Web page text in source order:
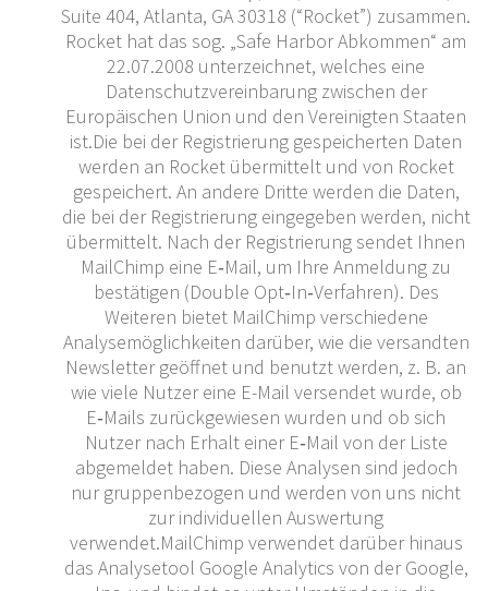
Suite 404, Atlanta, GA 30318 (“Rocket”) zusammen.
Rocket hat das sog. „Safe Harbor Abkommen“ am
22.07.2008 unterzeichnet, welches eine
Datenschutzvereinbarung zwischen der
Europäischen Union und den Vereinigten Staaten
ist.Die bei der Registrierung gespeicherten Daten
werden an Rocket übermittelt und von Rocket
gespeichert. An andere Dritte werden die Daten,
die bei der Registrierung eingegeben werden, nicht
übermittelt. Nach der Registrierung sendet Ihnen
MailChimp eine E‐Mail, um Ihre Anmeldung zu
bestätigen (Double Opt‐In‐Verfahren). Des
Weiteren bietet MailChimp verschiedene
Analysemöglichkeiten darüber, wie die versandten
Newsletter geöffnet und benutzt werden, z. B. an
wie viele Nutzer eine E-Mail versendet wurde, ob
E‐Mails zurückgewiesen wurden und ob sich
Nutzer nach Erhalt einer E‐Mail von der Liste
abgemeldet haben. Diese Analysen sind jedoch
nur gruppenbezogen und werden von uns nicht
zur individuellen Auswertung
verwendet.MailChimp verwendet darüber hinaus
das Analysetool Google Analytics von der Google,